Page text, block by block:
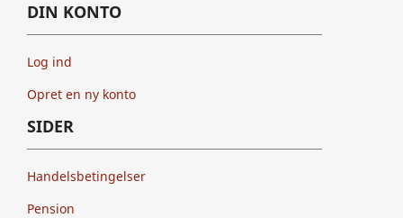
DIN KONTO
Log ind
Opret en ny konto
SIDER
Handelsbetingelser
Pension